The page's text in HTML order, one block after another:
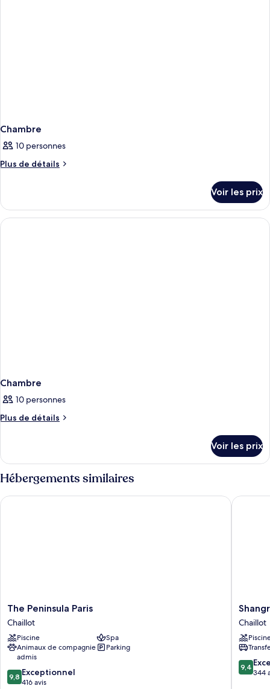
Chambre
10 personnes
Plus de détails
Plus
le
type
de
Voir les prix
Chambre
10 personnes
Plus de détails
Plus
le
type
de
Chambre
Voir les prix
Hébergements similaires
The
Peninsula
Paris
Chaillot
The Peninsula Paris
Chaillot
Piscine
Spa
Animaux de compagnie
admis
Parking
9.8
sur
9,8 Exceptionnel
416 avis
The Peninsula Paris
Shangri-
La
Paris
Chaillot
Chaillot
9.4
sur
9,4
344
Shangri-